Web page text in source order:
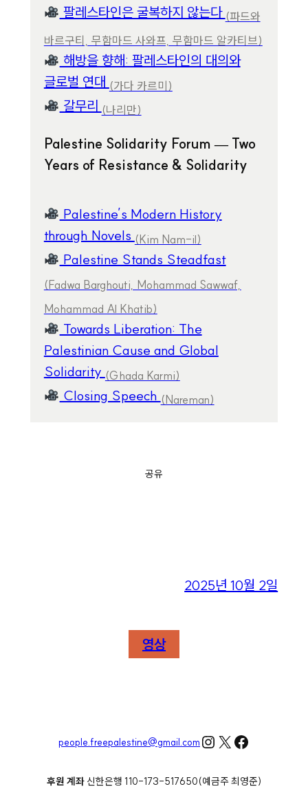
팔레스타인은 굴복하지 않는다(파드와
바르구티, 무함마드 사와프, 무함마드 알카티브)
해방을 향해: 팔레스타인의 대의와
글로벌 연대 (가다 카르미)
갈무리 (나리만)
Palestine Solidarity Forum — Two
Years of Resistance & Solidarity
Palestine’s Modern History
through Novels (Kim Nam-il)
Palestine Stands Steadfast
(Fadwa Barghouti, Mohammad Sawwaf,
Mohammad Al Khatib)
Towards Liberation: The
Palestinian Cause and Global
Solidarity (Ghada Karmi)
Closing Speech (Nareman)
공유
2025년 10월 2일
영상
people.freepalestine@gmail.comInstagram
X Facebook
후원 계좌 신한은행 110-173-517650(예금주 최영준)